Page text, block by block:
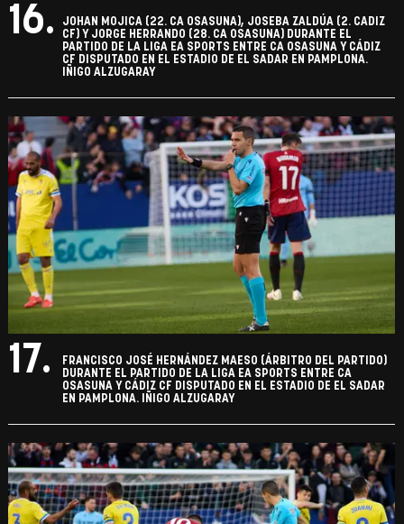
16.
JOHAN MOJICA (22. CA OSASUNA), JOSEBA ZALDÚA (2. CADIZ
CF) Y JORGE HERRANDO (28. CA OSASUNA) DURANTE EL
PARTIDO DE LA LIGA EA SPORTS ENTRE CA OSASUNA Y CÁDIZ
CF DISPUTADO EN EL ESTADIO DE EL SADAR EN PAMPLONA.
IÑIGO ALZUGARAY
17.
FRANCISCO JOSÉ HERNÁNDEZ MAESO (ÁRBITRO DEL PARTIDO)
DURANTE EL PARTIDO DE LA LIGA EA SPORTS ENTRE CA
OSASUNA Y CÁDIZ CF DISPUTADO EN EL ESTADIO DE EL SADAR
EN PAMPLONA. IÑIGO ALZUGARAY